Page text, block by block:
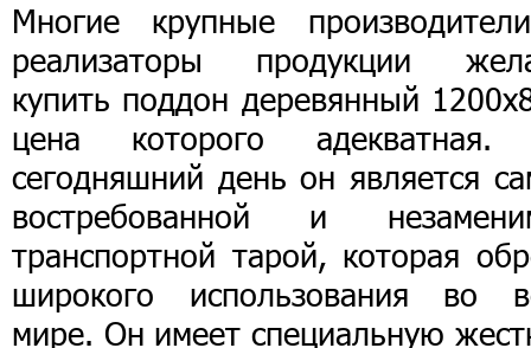
Многие крупные
реализаторы продукции
купить поддон деревянный
цена которого
сегодняшний день он является
востребованной и
транспортной тарой, которая
широкого использования во
мире. Он имеет специальную